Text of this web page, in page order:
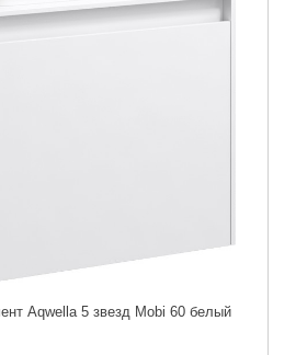
Aqwella 5 звезд Mobi 60 белый